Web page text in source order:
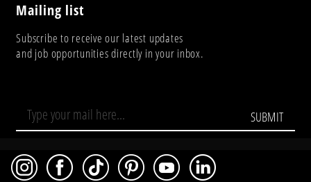
Mailing list
Subscribe to receive our latest updates
and job opportunities directly in your inbox.
SUBMIT